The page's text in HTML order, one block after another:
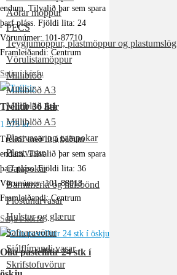
Aðrar möppur
PECS
Teygjumöppur, plastmöppur og plastumslög
Vörulistamöppur
Milliblöð
Milliblöð A3
Milliblöð A4
Milliblöð A5
Plastvasar og gatapokar
Plastvasar
Gatapokar
Barmmerki og hálsbönd
Plöstunarvasar
Hulstur og glærur
Safnaravörur
Sjálflímandi vasar
Skrifstofuvörur
endum. Tilvalið þar sem spara
þarf pláss. Fjöldi lita: 24
Vörunúmer: 101-87710
Framleiðandi: Centrum
Setja í körfu
Trélitir 36 litir
1.573kr.
Trélitir með lit á báðum
endum. Tilvalið þar sem spara
þarf pláss. Fjöldi lita: 36
Vörunúmer: 101-88018
Framleiðandi: Centrum
Setja í körfu
Olíu pastellitir 24 stk í